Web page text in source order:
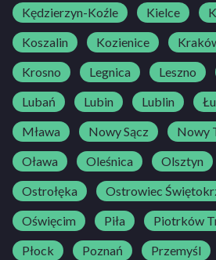
Kędzierzyn-Koźle
Kielce
Koszalin
Kozienice
Krosno
Legnica Leszno
Lubań
Lubin Lublin
Mława
Nowy Sącz Nowy
Oława
Oleśnica Olsztyn
Ostrołęka
Ostrowiec
Oświęcim
Piła
Piotrków
Płock
Poznań Przemyśl